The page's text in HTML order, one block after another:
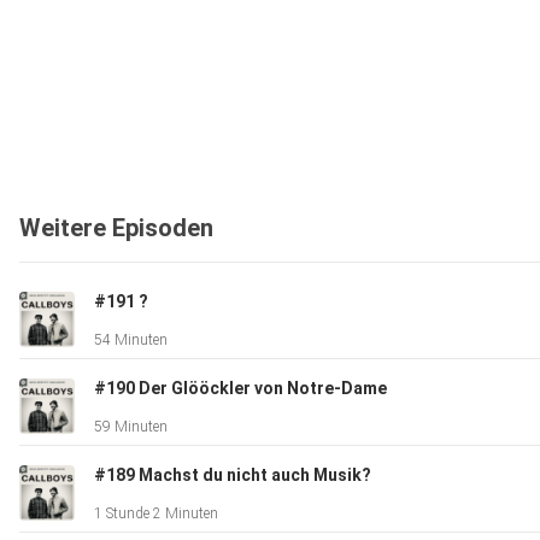
Weitere Episoden
#191 ?
54 Minuten
#190 Der Glööckler von Notre-Dame
59 Minuten
#189 Machst du nicht auch Musik?
1 Stunde 2 Minuten